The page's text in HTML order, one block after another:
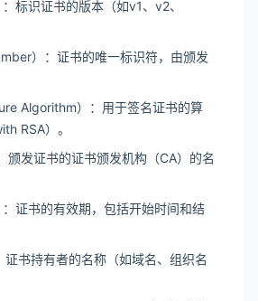
标识证书的版本（如v1、v2、
）：证书的唯一标识符，由颁发
Algorithm）：用于签名证书的算
RSA）。
颁发证书的证书颁发机构（CA）的名
证书的有效期，包括开始时间和结
书持有者的名称（如域名、组织名